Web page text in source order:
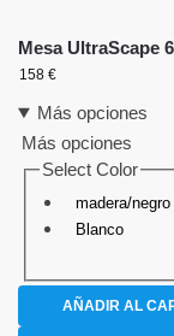
Mesa UltraScape
158 €
Más opciones
Más opciones
Select Color
madera/negro
Blanco
AÑADIR AL